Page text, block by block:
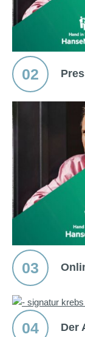
02
03
04 Der